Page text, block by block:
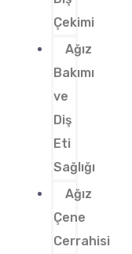
Çekimi
Ağız
Bakımı
ve
Diş
Eti
Sağlığı
Ağız
Çene
Cerrahisi